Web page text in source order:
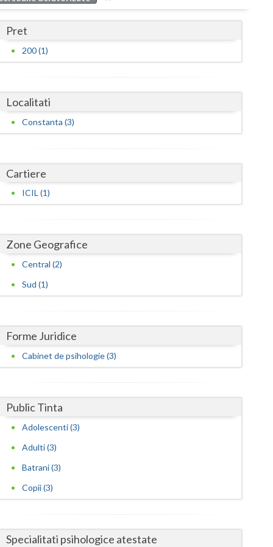
Buzau
Galati
Ialomita
Iasi
Maramures
Salaj
Pret
200 (1)
Localitati
Constanta (3)
Cartiere
ICIL (1)
Zone Geografice
Central (2)
Sud (1)
Forme Juridice
Cabinet de psihologie (3)
Public Tinta
Adolescenti (3)
Adulti (3)
Batrani (3)
Copii (3)
Specialitati psihologice atestate